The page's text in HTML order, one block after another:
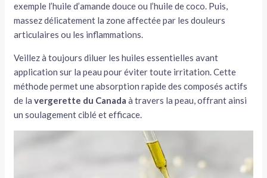
exemple l’huile d’amande douce ou l’huile de coco. Puis,
massez délicatement la zone affectée par les douleurs
articulaires ou les inflammations.
Veillez à toujours diluer les huiles essentielles avant
application sur la peau pour éviter toute irritation. Cette
méthode permet une absorption rapide des composés actifs
de lavergerette du Canada à travers la peau, offrant ainsi
un soulagement ciblé et efficace.